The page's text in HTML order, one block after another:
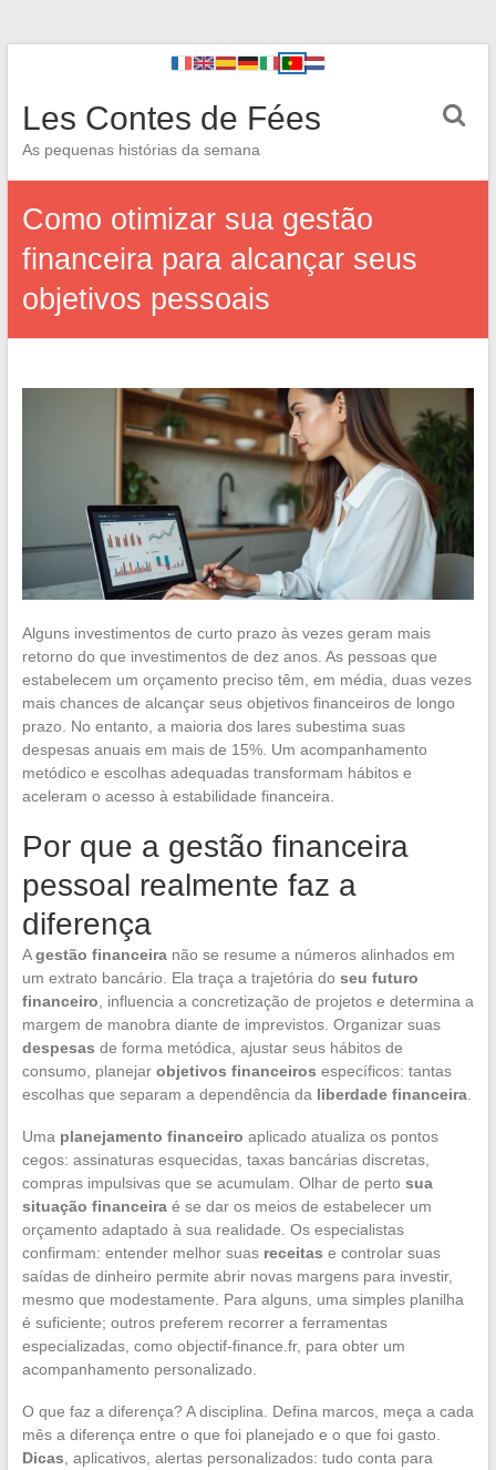
Les Contes de Fées
As pequenas histórias da semana
Como otimizar sua gestão
financeira para alcançar seus
objetivos pessoais
Alguns investimentos de curto prazo às vezes geram mais
retorno do que investimentos de dez anos. As pessoas que
estabelecem um orçamento preciso têm, em média, duas vezes
mais chances de alcançar seus objetivos financeiros de longo
prazo. No entanto, a maioria dos lares subestima suas
despesas anuais em mais de 15%. Um acompanhamento
metódico e escolhas adequadas transformam hábitos e
aceleram o acesso à estabilidade financeira.
Por que a gestão financeira
pessoal realmente faz a
diferença
Agestão financeiranão se resume a números alinhados em
um extrato bancário. Ela traça a trajetória do seu futuro
financeiro , influencia a concretização de projetos e determina a
margem de manobra diante de imprevistos. Organizar suas
despesas de forma metódica, ajustar seus hábitos de
consumo, planejar objetivos financeiros específicos: tantas
escolhas que separam a dependência da liberdade financeira.
Uma planejamento financeiro aplicado atualiza os pontos
cegos: assinaturas esquecidas, taxas bancárias discretas,
compras impulsivas que se acumulam. Olhar de perto sua
situação financeiraé se dar os meios de estabelecer um
orçamento adaptado à sua realidade. Os especialistas
confirmam: entender melhor suas receitas e controlar suas
saídas de dinheiro permite abrir novas margens para investir,
mesmo que modestamente. Para alguns, uma simples planilha
é suficiente; outros preferem recorrer a ferramentas
especializadas, como objectif-finance.fr, para obter um
acompanhamento personalizado.
O que faz a diferença? A disciplina. Defina marcos, meça a cada
mês a diferença entre o que foi planejado e o que foi gasto.
Dicas , aplicativos, alertas personalizados: tudo conta para